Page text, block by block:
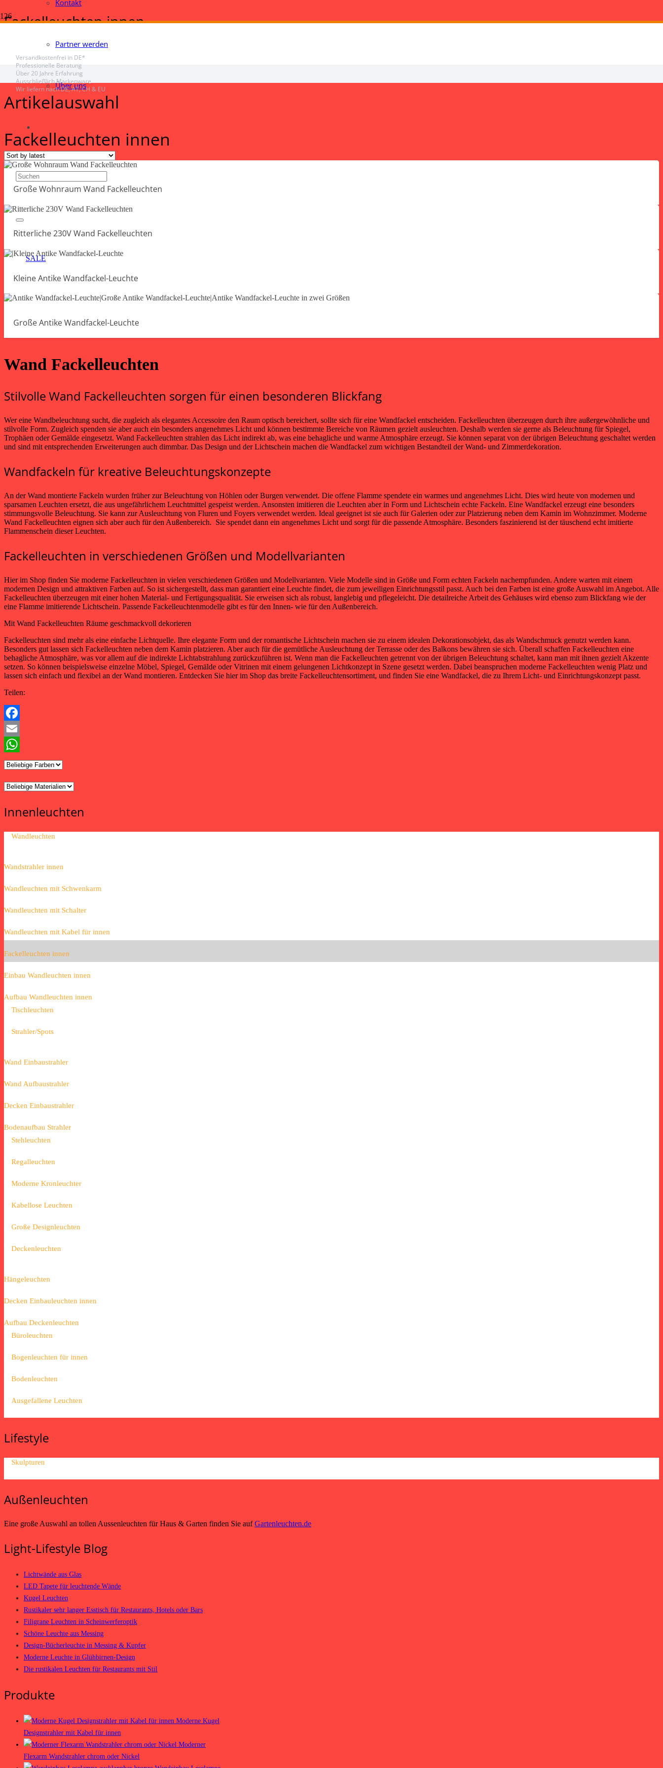
Kontakt
Partner werden
Über uns
SALE
Versandkostenfrei in DE*
Professionelle Beratung
Über 20 Jahre Erfahrung
Ausschließlich Markenware
Wir liefern nach DE, AT, CH & EU
Fackelleuchten innen
Innenleuchten
Wandleuchten
Fackelleuchten innen
Artikelauswahl
Fackelleuchten innen
Große Wohnraum Wand Fackelleuchten
Ritterliche 230V Wand Fackelleuchten
Kleine Antike Wandfackel-Leuchte
Große Antike Wandfackel-Leuchte
Wand Fackelleuchten
Stilvolle Wand Fackelleuchten sorgen für einen besonderen Blickfang
Wer eine Wandbeleuchtung sucht, die zugleich als elegantes Accessoire den Raum optisch bereichert, sollte sich für eine Wandfackel entscheiden. Fackelleuchten überzeugen durch ihre außergewöhnliche und
stilvolle Form. Zugleich spenden sie aber auch ein besonders angenehmes Licht und können bestimmte Bereiche von Räumen gezielt ausleuchten. Deshalb werden sie gerne als Beleuchtung für Spiegel,
Trophäen oder Gemälde eingesetzt. Wand Fackelleuchten strahlen das Licht indirekt ab, was eine behagliche und warme Atmosphäre erzeugt. Sie können separat von der übrigen Beleuchtung geschaltet werden
und sind mit entsprechenden Erweiterungen auch dimmbar. Das Design und der Lichtschein machen die Wandfackel zum wichtigen Bestandteil der Wand- und Zimmerdekoration.
Wandfackeln für kreative Beleuchtungskonzepte
An der Wand montierte Fackeln wurden früher zur Beleuchtung von Höhlen oder Burgen verwendet. Die offene Flamme spendete ein warmes und angenehmes Licht. Dies wird heute von modernen und
sparsamen Leuchten ersetzt, die aus ungefährlichem Leuchtmittel gespeist werden. Ansonsten imitieren die Leuchten aber in Form und Lichtschein echte Fackeln. Eine Wandfackel erzeugt eine besonders
stimmungsvolle Beleuchtung. Sie kann zur Ausleuchtung von Fluren und Foyers verwendet werden. Ideal geeignet ist sie auch für Galerien oder zur Platzierung neben dem Kamin im Wohnzimmer. Moderne
Wand Fackelleuchten eignen sich aber auch für den Außenbereich. Sie spendet dann ein angenehmes Licht und sorgt für die passende Atmosphäre. Besonders faszinierend ist der täuschend echt imitierte
Flammenschein dieser Leuchten.
Fackelleuchten in verschiedenen Größen und Modellvarianten
Hier im Shop finden Sie moderne Fackelleuchten in vielen verschiedenen Größen und Modellvarianten. Viele Modelle sind in Größe und Form echten Fackeln nachempfunden. Andere warten mit einem
modernen Design und attraktiven Farben auf. So ist sichergestellt, dass man garantiert eine Leuchte findet, die zum jeweiligen Einrichtungsstil passt. Auch bei den Farben ist eine große Auswahl im Angebot. Alle
Fackelleuchten überzeugen mit einer hohen Material- und Fertigungsqualität. Sie erweisen sich als robust, langlebig und pflegeleicht. Die detailreiche Arbeit des Gehäuses wird ebenso zum Blickfang wie der
eine Flamme imitierende Lichtschein. Passende Fackelleuchtenmodelle gibt es für den Innen- wie für den Außenbereich.
Mit Wand Fackelleuchten Räume geschmackvoll dekorieren
Fackelleuchten sind mehr als eine einfache Lichtquelle. Ihre elegante Form und der romantische Lichtschein machen sie zu einem idealen Dekorationsobjekt, das als Wandschmuck genutzt werden kann.
Besonders gut lassen sich Fackelleuchten neben dem Kamin platzieren. Aber auch für die gemütliche Ausleuchtung der Terrasse oder des Balkons bewähren sie sich. Überall schaffen Fackelleuchten eine
behagliche Atmosphäre, was vor allem auf die indirekte Lichtabstrahlung zurückzuführen ist. Wenn man die Fackelleuchten getrennt von der übrigen Beleuchtung schaltet, kann man mit ihnen gezielt Akzente
setzen. So können beispielsweise einzelne Möbel, Spiegel, Gemälde oder Vitrinen mit einem gelungenen Lichtkonzept in Szene gesetzt werden. Dabei beanspruchen moderne Fackelleuchten wenig Platz und
lassen sich einfach und flexibel an der Wand montieren. Entdecken Sie hier im Shop das breite Fackelleuchtensortiment, und finden Sie eine Wandfackel, die zu Ihrem Licht- und Einrichtungskonzept passt.
Teilen:
Facebook
Email
WhatsApp
Innenleuchten
Wandleuchten
Wandstrahler innen
Wandleuchten mit Schwenkarm
Wandleuchten mit Schalter
Wandleuchten mit Kabel für innen
Fackelleuchten innen
Einbau Wandleuchten innen
Aufbau Wandleuchten innen
Tischleuchten
Strahler/Spots
Wand Einbaustrahler
Wand Aufbaustrahler
Decken Einbaustrahler
Bodenaufbau Strahler
Stehleuchten
Regalleuchten
Moderne Kronleuchter
Kabellose Leuchten
Große Designleuchten
Deckenleuchten
Hängeleuchten
Decken Einbauleuchten innen
Aufbau Deckenleuchten
Büroleuchten
Bogenleuchten für innen
Bodenleuchten
Ausgefallene Leuchten
Lifestyle
Skulpturen
Außenleuchten
Eine große Auswahl an tollen Aussenleuchten für Haus & Garten finden Sie aufGartenleuchten.de
Light-Lifestyle Blog
Lichtwände aus Glas
LED Tapete für leuchtende Wände
Kugel Leuchten
Rustikaler sehr langer Esstisch für Restaurants, Hotels oder Bars
Filigrane Leuchten in Scheinwerferoptik
Schöne Leuchte aus Messing
Design-Bücherleuchte in Messing & Kupfer
Moderne Leuchte in Glühbirnen-Design
Die rustikalen Leuchten für Restaurants mit Stil
Produkte
Moderne Kugel
Designstrahler mit Kabel für innen
Moderner
Flexarm Wandstrahler chrom oder Nickel